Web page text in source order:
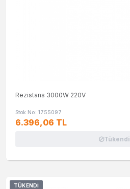
Rezistans 3000W 220V
Stok No: 1755097
6.396,06 TL
Tükendi
TÜKENDI